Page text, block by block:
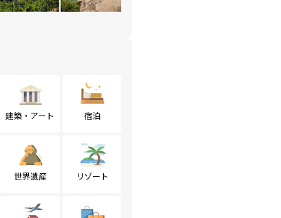
建築・アート 宿泊
世界遺産 リゾート